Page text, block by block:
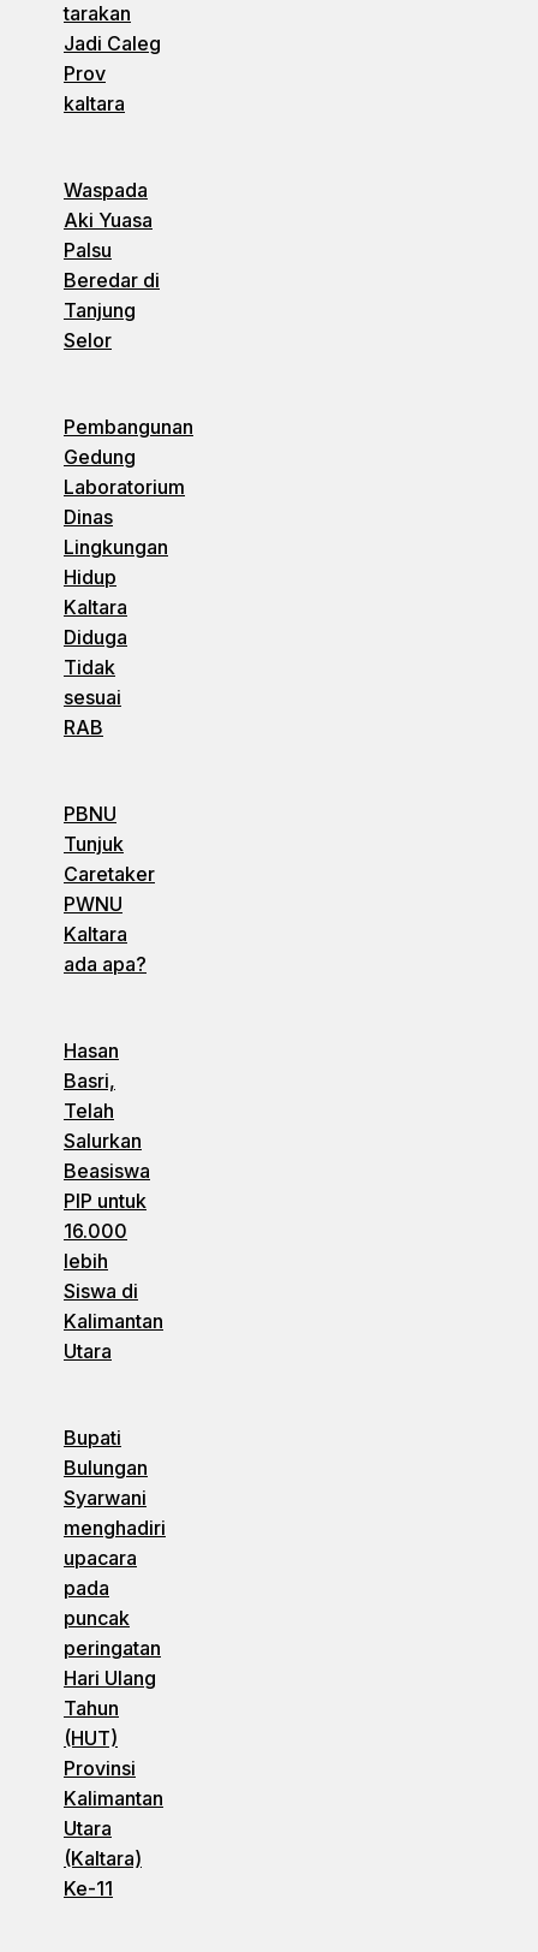
tarakan
Jadi Caleg
Prov
kaltara
Waspada
Aki Yuasa
Palsu
Beredar di
Tanjung
Selor
Pembangunan
Gedung
Laboratorium
Dinas
Lingkungan
Hidup
Kaltara
Diduga
Tidak
sesuai
RAB
PBNU
Tunjuk
Caretaker
PWNU
Kaltara
ada apa?
Hasan
Basri,
Telah
Salurkan
Beasiswa
PIP untuk
16.000
lebih
Siswa di
Kalimantan
Utara
Bupati
Bulungan
Syarwani
menghadiri
upacara
pada
puncak
peringatan
Hari Ulang
Tahun
(HUT)
Provinsi
Kalimantan
Utara
(Kaltara)
Ke-11